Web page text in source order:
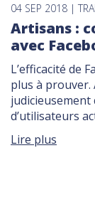
04 SEP 2018 |
Artisans :
avec
L’efficacité de
plus à
judicieusement
d’utilisateurs
le réseau
potentiels.
à vos
Lire plus